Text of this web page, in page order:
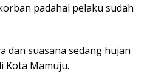
padahal pelaku sudah
dan suasana sedang hujan
Kota Mamuju.